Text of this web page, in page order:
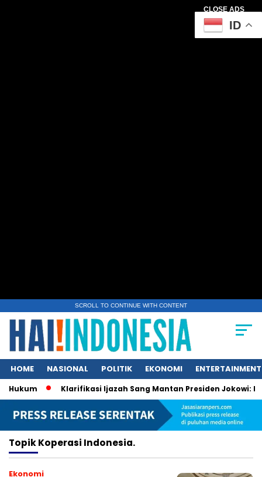
CLOSE ADS
SCROLL TO CONTINUE WITH CONTENT
HOME NASIONAL POLITIK EKONOMI ENTERTAINMENT
Klarifikasi Ijazah Sang Mantan Presiden Jokowi:
TopikKoperasi Indonesia.
Ekonomi
ID